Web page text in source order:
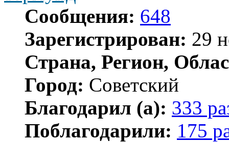
Сообщения: 648
Зарегистрирован: 29
Страна, Регион,
Город: Советский
Благодарил (а): 333
Поблагодарили: 175